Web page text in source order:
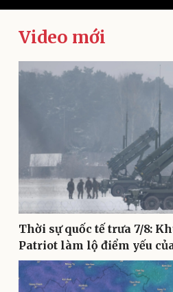
Kinh tế
Bất động sản
Khởi nghiệp
Video mới
Thời sự quốc tế trưa 7/8:
Patriot làm lộ điểm yếu